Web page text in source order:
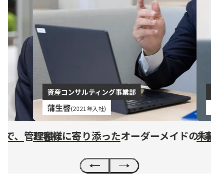
、 管理職に
資産コンサルティング事業部
蒲生啓(2021年入社)
お客様に寄り添ったオーダーメイドの“事
未経